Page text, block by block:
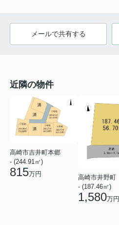
メールで共有する
近隣の物件
高崎市吉井町本郷
- (244.91㎡)
815万円
高崎市井野町
- (187.46㎡)
1,580万円